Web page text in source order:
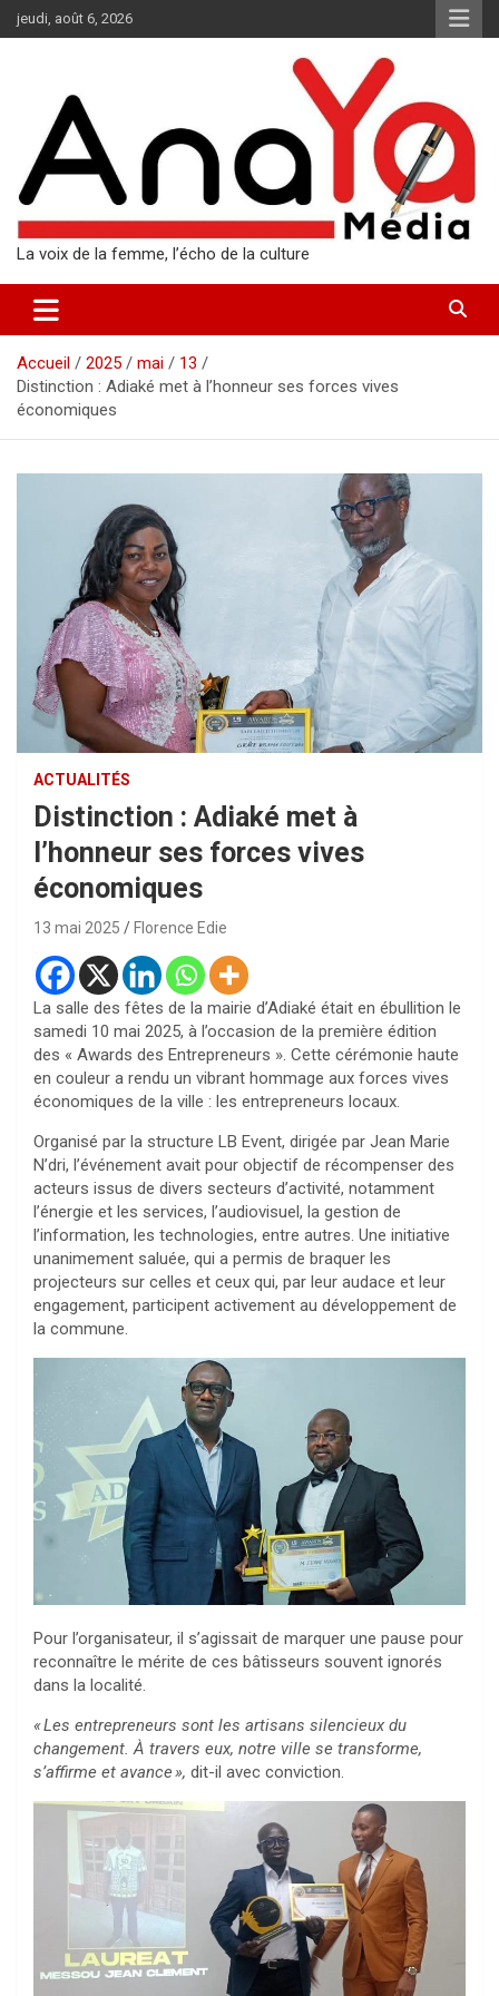
Aller
au
jeudi, août 6, 2026
La voix de la femme, l’écho de la culture
Accueil 2025 mai
13
Distinction : Adiaké met à l’honneur ses forces vives
économiques
ACTUALITÉS
Distinction : Adiaké met à
l’honneur ses forces vives
économiques
13 mai 2025 Florence Edie
La salle des fêtes de la mairie d’Adiaké était en ébullition le
samedi 10 mai 2025, à l’occasion de la première édition
des « Awards des Entrepreneurs ». Cette cérémonie haute
en couleur a rendu un vibrant hommage aux forces vives
économiques de la ville : les entrepreneurs locaux.
Organisé par la structure LB Event, dirigée par Jean Marie
N’dri, l’événement avait pour objectif de récompenser des
acteurs issus de divers secteurs d’activité, notamment
l’énergie et les services, l’audiovisuel, la gestion de
l’information, les technologies, entre autres. Une initiative
unanimement saluée, qui a permis de braquer les
projecteurs sur celles et ceux qui, par leur audace et leur
engagement, participent activement au développement de
la commune.
Pour l’organisateur, il s’agissait de marquer une pause pour
reconnaître le mérite de ces bâtisseurs souvent ignorés
dans la localité.
« Les entrepreneurs sont les artisans silencieux du
changement. À travers eux, notre ville se transforme,
s’affirme et avance », dit-il avec conviction.